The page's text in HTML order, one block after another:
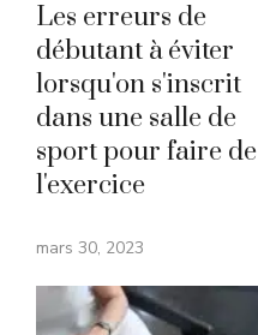
Les erreurs de
débutant à éviter
lorsqu'on s'inscrit
dans une salle de
sport pour faire de
l'exercice
mars 30, 2023